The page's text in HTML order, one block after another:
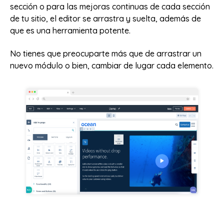
sección o para las mejoras continuas de cada sección
de tu sitio, el editor se arrastra y suelta, además de
que es una herramienta potente.
No tienes que preocuparte más que de arrastrar un
nuevo módulo o bien, cambiar de lugar cada elemento.